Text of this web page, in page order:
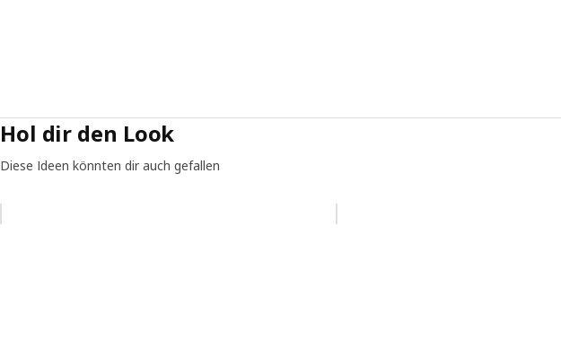
Hol dir den Look
Diese Ideen könnten dir auch gefallen